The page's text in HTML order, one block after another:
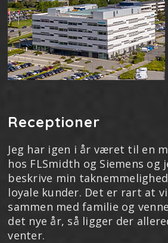
Receptioner
Jeg har igen i år været til en
hos FLSmidth og Siemens og
beskrive min
loyale kunder. Det er rart at
sammen med familie og
det nye år, så ligger der
venter.